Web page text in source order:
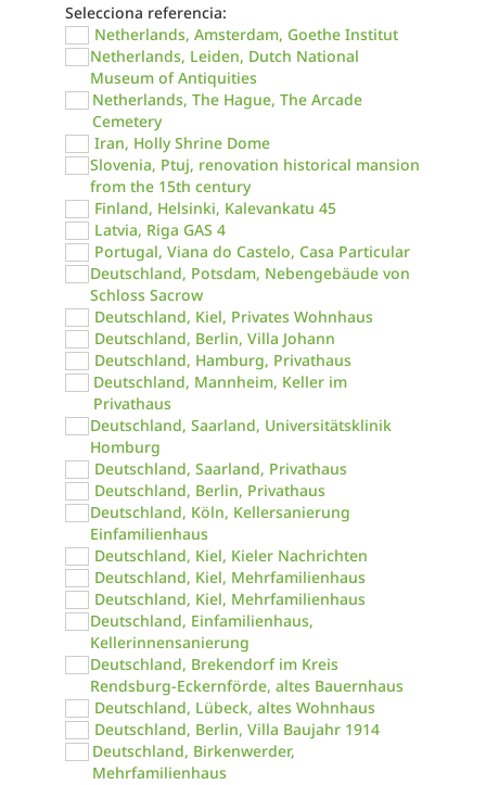
Selecciona referencia:
Netherlands, Amsterdam, Goethe Institut
Netherlands, Leiden, Dutch National
Museum of Antiquities
Netherlands, The Hague, The Arcade
Cemetery
Iran, Holly Shrine Dome
Slovenia, Ptuj, renovation historical mansion
from the 15th century
Finland, Helsinki, Kalevankatu 45
Latvia, Riga GAS 4
Portugal, Viana do Castelo, Casa Particular
Deutschland, Potsdam, Nebengebäude von
Schloss Sacrow
Deutschland, Kiel, Privates Wohnhaus
Deutschland, Berlin, Villa Johann
Deutschland, Hamburg, Privathaus
Deutschland, Mannheim, Keller im
Privathaus
Deutschland, Saarland, Universitätsklinik
Homburg
Deutschland, Saarland, Privathaus
Deutschland, Berlin, Privathaus
Deutschland, Köln, Kellersanierung
Einfamilienhaus
Deutschland, Kiel, Kieler Nachrichten
Deutschland, Kiel, Mehrfamilienhaus
Deutschland, Kiel, Mehrfamilienhaus
Deutschland, Einfamilienhaus,
Kellerinnensanierung
Deutschland, Brekendorf im Kreis
Rendsburg-Eckernförde, altes Bauernhaus
Deutschland, Lübeck, altes Wohnhaus
Deutschland, Berlin, Villa Baujahr 1914
Deutschland, Birkenwerder,
Mehrfamilienhaus